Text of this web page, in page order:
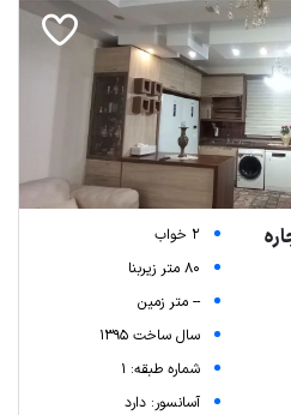
2 خواب
80 متر زیربنا
-- متر زمین
سال ساخت 1395
شماره طبقه: 1
آسانسور: دارد